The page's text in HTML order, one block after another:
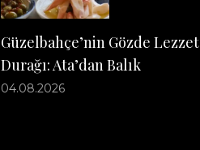
Güzelbahçe’nin Gözde Lezzet
Durağı: Ata’dan Balık
04.08.2026